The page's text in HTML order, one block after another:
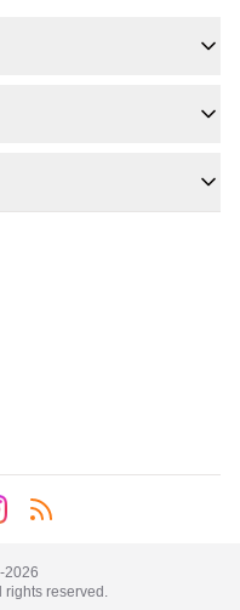
2026
rights reserved.